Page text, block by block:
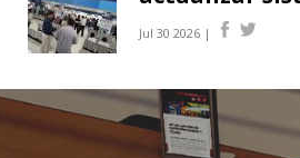
Jul 30 2026 |